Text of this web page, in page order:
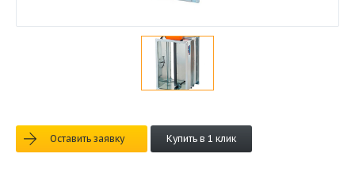
Оставить заявку Купить в 1 клик